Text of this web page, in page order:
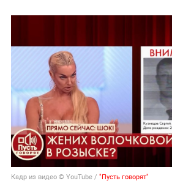
Кадр из видео © YouTube / "Пусть говорят"